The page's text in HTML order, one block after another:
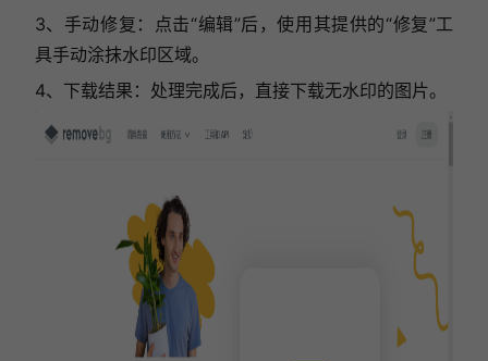
3、手动修复：点击“编辑”后，使用其提供的“修复”工
具手动涂抹水印区域。
4、下载结果：处理完成后，直接下载无水印的图片。